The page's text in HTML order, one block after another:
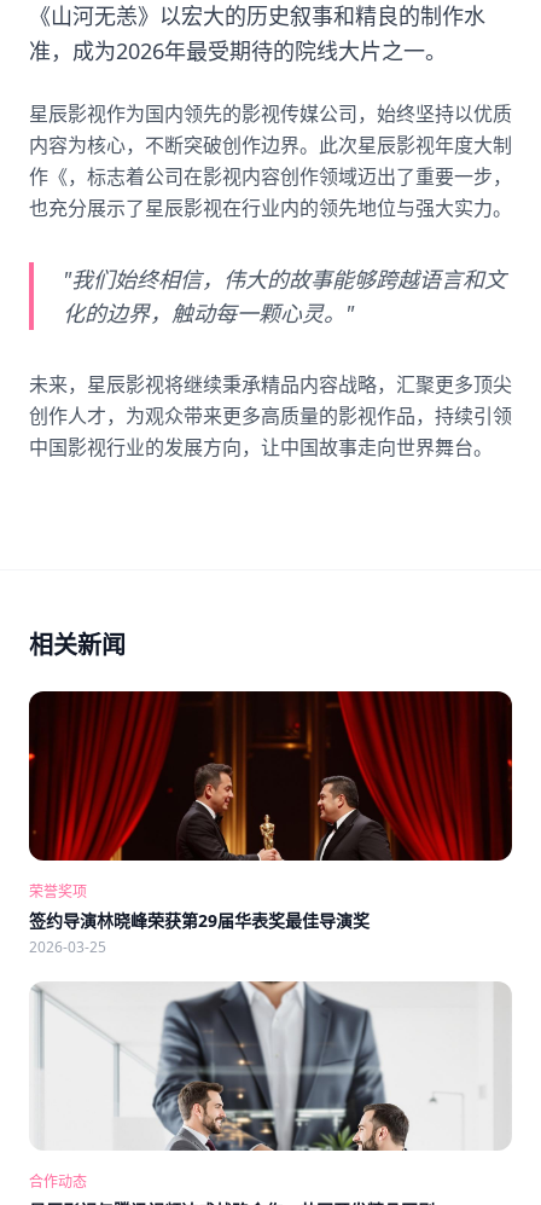
《山河无恙》以宏大的历史叙事和精良的制作水
准，成为2026年最受期待的院线大片之一。
星辰影视作为国内领先的影视传媒公司，始终坚持以优质
内容为核心，不断突破创作边界。此次星辰影视年度大制
作《，标志着公司在影视内容创作领域迈出了重要一步，
也充分展示了星辰影视在行业内的领先地位与强大实力。
"我们始终相信，伟大的故事能够跨越语言和文
化的边界，触动每一颗心灵。"
未来，星辰影视将继续秉承精品内容战略，汇聚更多顶尖
创作人才，为观众带来更多高质量的影视作品，持续引领
中国影视行业的发展方向，让中国故事走向世界舞台。
相关新闻
荣誉奖项
签约导演林晓峰荣获第29届华表奖最佳导演奖
2026-03-25
合作动态